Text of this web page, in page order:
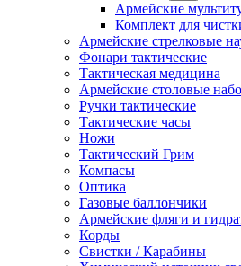
Армейские
Комплект для
Армейские стрелковые
Фонари тактические
Тактическая медицина
Армейские столовые
Ручки тактические
Тактические часы
Ножи
Тактический Грим
Компасы
Оптика
Газовые баллончики
Армейские фляги и
Корды
Свистки / Карабины